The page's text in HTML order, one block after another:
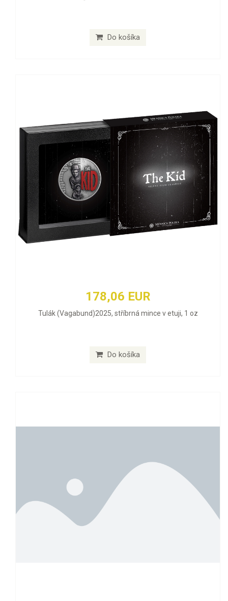
Do košíka
178,06 EUR
Tulák (Vagabund)2025, stříbrná mince v etuji, 1 oz
Do košíka